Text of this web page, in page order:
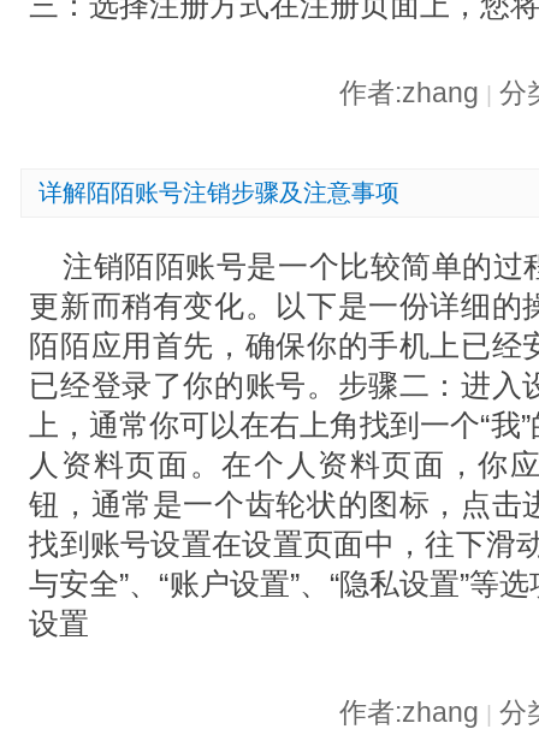
作者:zhang 分
详解陌陌账号注销步骤及注意事项
注销陌陌账号是一个比较简单的过
更新而稍有变化。以下是一份详细的
陌陌应用首先，确保你的手机上已经
已经登录了你的账号。步骤二：进入
上，通常你可以在右上角找到一个“
人资料页面。在个人资料页面，你
钮，通常是一个齿轮状的图标，点击
找到账号设置在设置页面中，往下滑
与安全”、“账户设置”、“隐私设置”等
设置
作者:zhang | 分